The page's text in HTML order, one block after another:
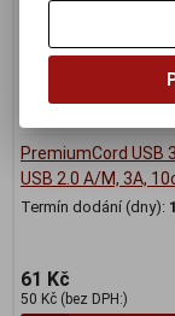
PremiumCord USB
USB 2.0 A/M, 3A,
Termín dodání (dny): 1
61 Kč
50 Kč (bez DPH:)